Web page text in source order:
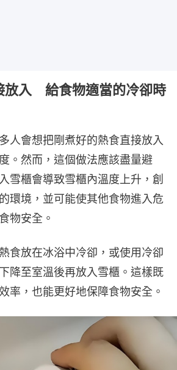
放入 給食物適當的冷卻時
人會想把剛煮好的熱食直接放入
。然而，這個做法應該盡量避
雪櫃會導致雪櫃內溫度上升，創
環境，並可能使其他食物進入危
物安全。
食放在冰浴中冷卻，或使用冷卻
降至室溫後再放入雪櫃。這樣既
率，也能更好地保障食物安全。